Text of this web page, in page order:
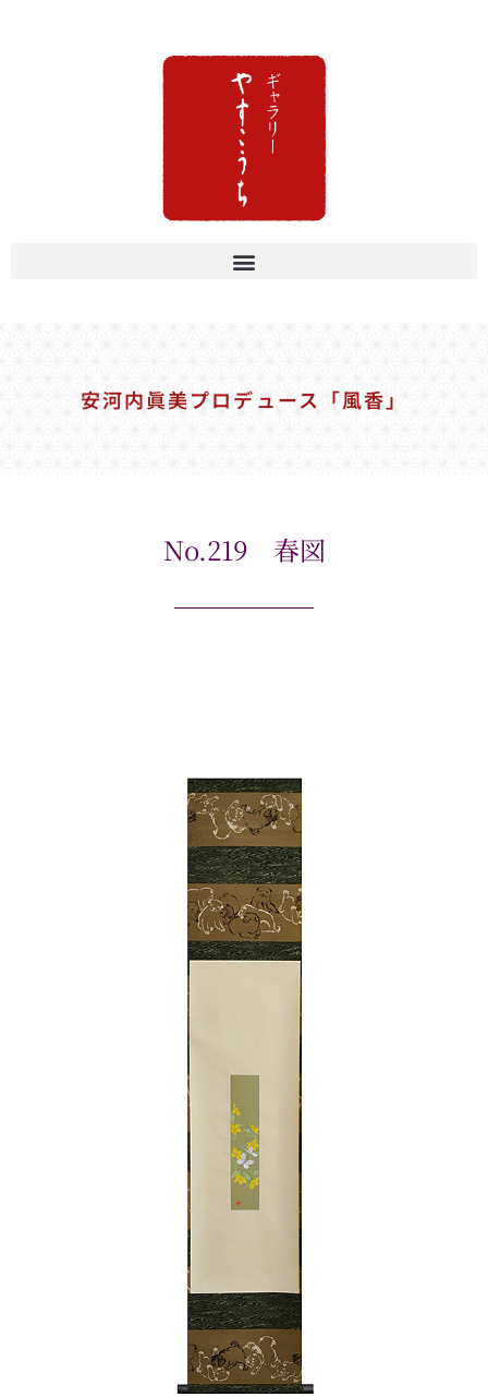
安河内眞美プロデュース「風香」
No.219 春図